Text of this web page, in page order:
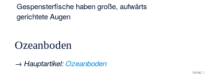
Gespensterfische haben große, aufwärts
gerichtete Augen
Ozeanboden
→Hauptartikel:Ozeanboden